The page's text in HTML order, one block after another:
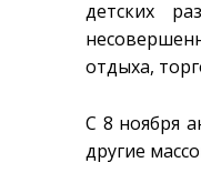
детских
отдыха,
С 8 ноября
другие